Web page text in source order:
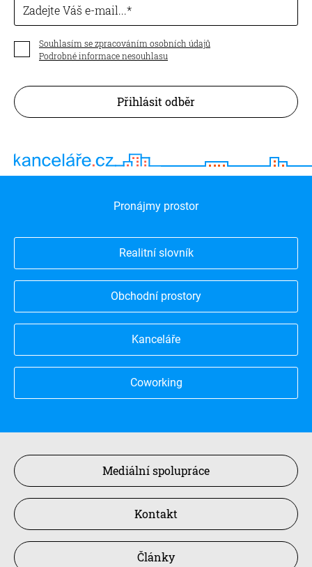
Zadejte Váš e-mail...
Souhlasím se zpracováním osobních údajů
Podrobné informace nesouhlasu
Přihlásit odběr
Pronájmy prostor
Realitní slovník
Obchodní prostory
Kanceláře
Coworking
Mediální spolupráce
Kontakt
Články